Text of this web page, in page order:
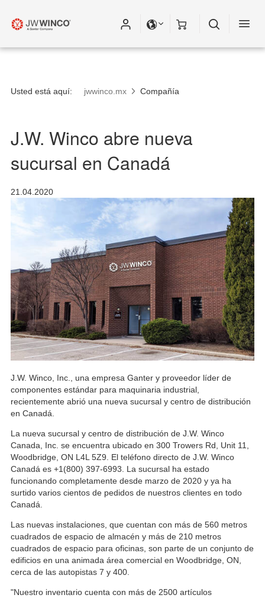
Usted está aquí: jwwinco.mx Compañía
J.W. Winco abre nueva
sucursal en Canadá
21.04.2020
J.W. Winco, Inc., una empresa Ganter y proveedor líder de
componentes estándar para maquinaria industrial,
recientemente abrió una nueva sucursal y centro de distribución
en Canadá.
La nueva sucursal y centro de distribución de J.W. Winco
Canada, Inc. se encuentra ubicado en 300 Trowers Rd, Unit 11,
Woodbridge, ON L4L 5Z9. El teléfono directo de J.W. Winco
Canadá es +1(800) 397-6993. La sucursal ha estado
funcionando completamente desde marzo de 2020 y ya ha
surtido varios cientos de pedidos de nuestros clientes en todo
Canadá.
Las nuevas instalaciones, que cuentan con más de 560 metros
cuadrados de espacio de almacén y más de 210 metros
cuadrados de espacio para oficinas, son parte de un conjunto de
edificios en una animada área comercial en Woodbridge, ON,
cerca de las autopistas 7 y 400.
"Nuestro inventario cuenta con más de 2500 artículos